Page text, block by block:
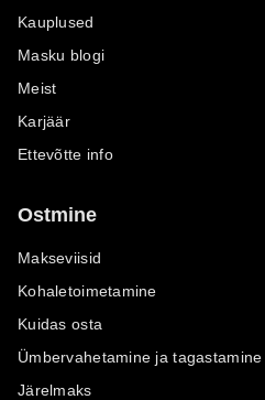
Kauplused
Masku blogi
Meist
Karjäär
Ettevõtte info
Ostmine
Makseviisid
Kohaletoimetamine
Kuidas osta
Ümbervahetamine ja tagastamine
Järelmaks